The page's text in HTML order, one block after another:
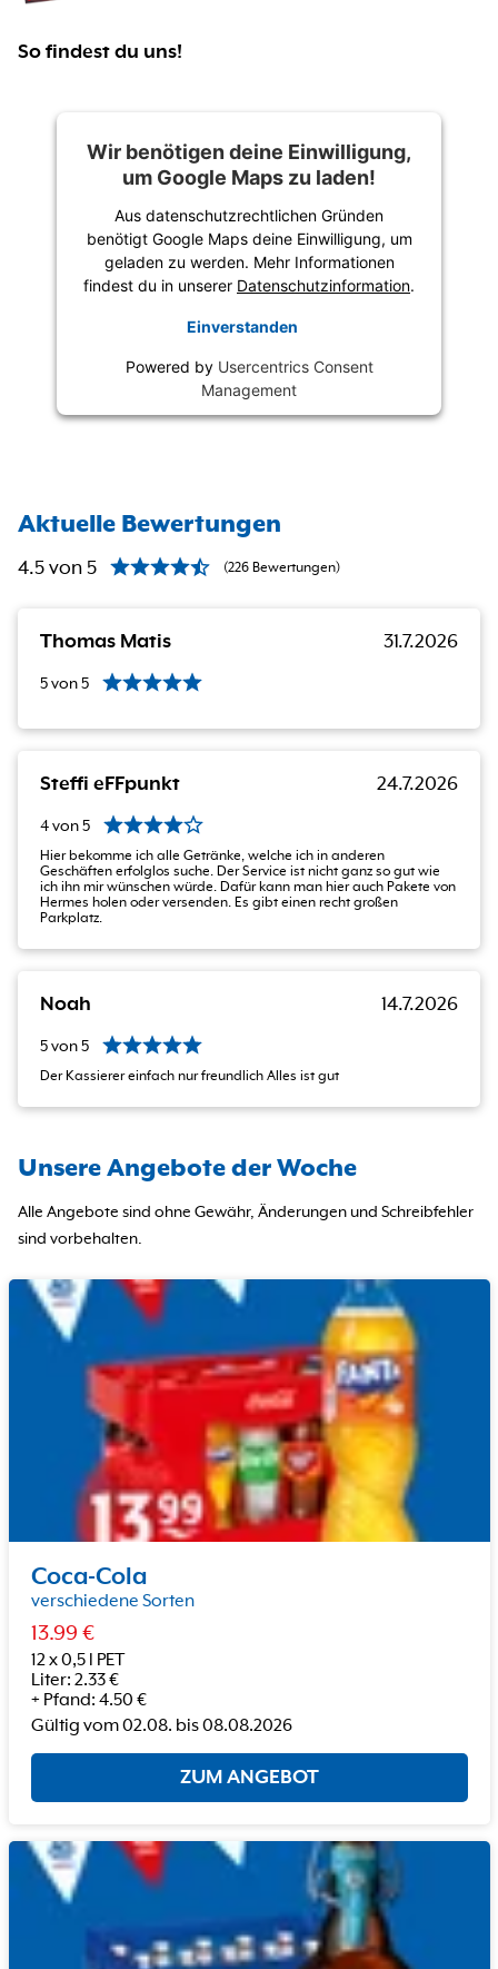
So findest du uns!
Wir benötigen deine Einwilligung,
um Google Maps zu laden!
Aus datenschutzrechtlichen Gründen
benötigt Google Maps deine Einwilligung, um
geladen zu werden. Mehr Informationen
findest du in unserer Datenschutzinformation.
Einverstanden
Powered by Usercentrics Consent
Management
Aktuelle Bewertungen
4.5 von 5 (226 Bewertungen)
Thomas Matis 31.7.2026
5von5
Steffi eFFpunkt 24.7.2026
4von5
Hier bekomme ich alle Getränke, welche ich in anderen
Geschäften erfolglos suche. Der Service ist nicht ganz so gut wie
ich ihn mir wünschen würde. Dafür kann man hier auch Pakete von
Hermes holen oder versenden. Es gibt einen recht großen
Parkplatz.
Noah 14.7.2026
5von5
Der Kassierer einfach nur freundlich Alles ist gut
Unsere Angebote der Woche
Alle Angebote sind ohne Gewähr, Änderungen und Schreibfehler
sind vorbehalten.
Coca-Cola
verschiedene Sorten
13.99 €
12 x 0,5 l PET
Liter: 2.33€
+ Pfand: 4.50 €
Gültig vom02.08. bis08.08.2026
ZUM ANGEBOT